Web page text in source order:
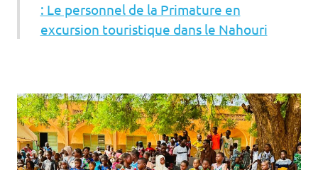
: Le personnel de la Primature en
excursion touristique dans le Nahouri